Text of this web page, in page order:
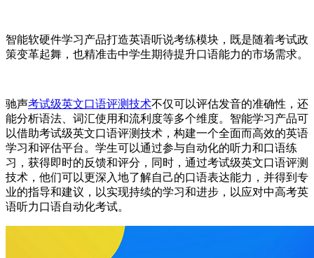
智能软硬件学习产品打造英语听说考练模块，既是随着考试政
策变革起舞，也精准击中学生期待提升口语能力的市场需求。
驰声考试级英文口语评测技术不仅可以评估发音的准确性，还
能分析语法、词汇使用和流利度等多个维度。智能学习产品可
以借助考试级英文口语评测技术，构建一个全面而高效的英语
学习和评估平台。学生可以通过参与自动化的听力和口语练
习，获得即时的反馈和评分，同时，通过考试级英文口语评测
技术，他们可以更深入地了解自己的口语表达能力，并得到专
业的指导和建议，以实现持续的学习和进步，以应对中高考英
语听力口语自动化考试。